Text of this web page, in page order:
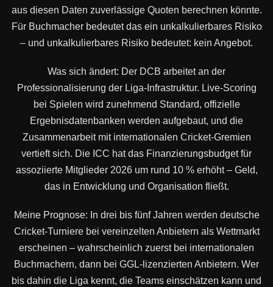
aus diesen Daten zuverlässige Quoten berechnen könnte.
Für Buchmacher bedeutet das ein unkalkulierbares Risiko
– und unkalkulierbares Risiko bedeutet: kein Angebot.
Was sich ändert: Der DCB arbeitet an der
Professionalisierung der Liga-Infrastruktur. Live-Scoring
bei Spielen wird zunehmend Standard, offizielle
Ergebnisdatenbanken werden aufgebaut, und die
Zusammenarbeit mit internationalen Cricket-Gremien
vertieft sich. Die ICC hat das Finanzierungsbudget für
assoziierte Mitglieder 2026 um rund 10 % erhöht – Geld,
das in Entwicklung und Organisation fließt.
Meine Prognose: In drei bis fünf Jahren werden deutsche
Cricket-Turniere bei vereinzelten Anbietern als Wettmarkt
erscheinen – wahrscheinlich zuerst bei internationalen
Buchmachern, dann bei GGL-lizenzierten Anbietern. Wer
bis dahin die Liga kennt, die Teams einschätzen kann und